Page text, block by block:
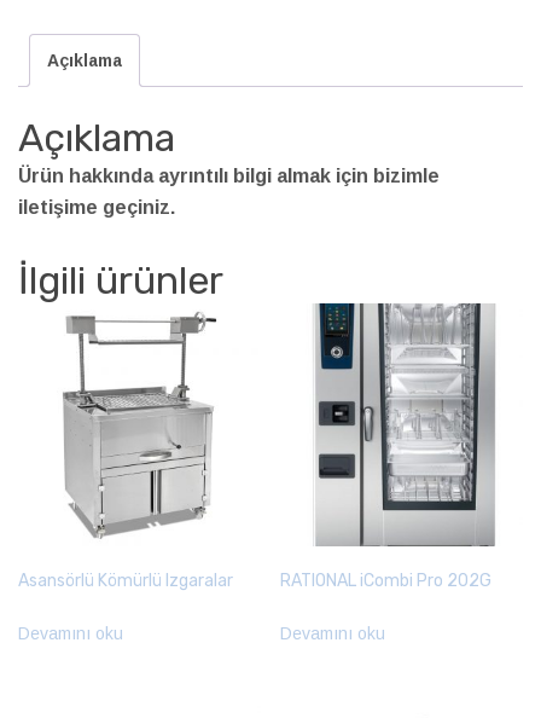
Açıklama
Açıklama
Ürün hakkında ayrıntılı bilgi almak için bizimle
iletişime geçiniz.
İlgili ürünler
Asansörlü Kömürlü Izgaralar
Devamını oku
RATIONAL iCombi Pro 202G
Devamını oku